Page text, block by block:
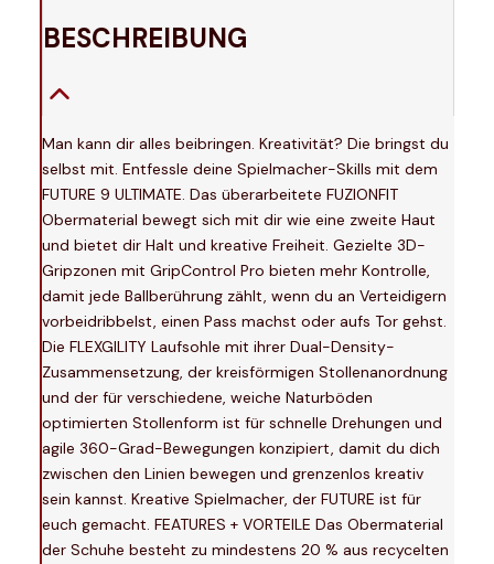
BESCHREIBUNG
Man kann dir alles beibringen. Kreativität? Die bringst du
selbst mit. Entfessle deine Spielmacher-Skills mit dem
FUTURE 9 ULTIMATE. Das überarbeitete FUZIONFIT
Obermaterial bewegt sich mit dir wie eine zweite Haut
und bietet dir Halt und kreative Freiheit. Gezielte 3D-
Gripzonen mit GripControl Pro bieten mehr Kontrolle,
damit jede Ballberührung zählt, wenn du an Verteidigern
vorbeidribbelst, einen Pass machst oder aufs Tor gehst.
Die FLEXGILITY Laufsohle mit ihrer Dual-Density-
Zusammensetzung, der kreisförmigen Stollenanordnung
und der für verschiedene, weiche Naturböden
optimierten Stollenform ist für schnelle Drehungen und
agile 360-Grad-Bewegungen konzipiert, damit du dich
zwischen den Linien bewegen und grenzenlos kreativ
sein kannst. Kreative Spielmacher, der FUTURE ist für
euch gemacht. FEATURES + VORTEILE Das Obermaterial
der Schuhe besteht zu mindestens 20 % aus recycelten